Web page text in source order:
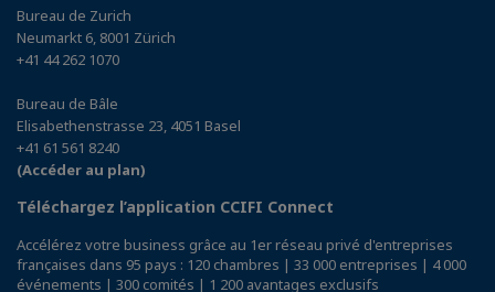
Bureau de Zurich
Neumarkt 6, 8001 Zürich
+41 44 262 1070
Bureau de Bâle
Elisabethenstrasse 23, 4051 Basel
+41 61 561 8240
(Accéder au plan)
Téléchargez l’application CCIFI Connect
Accélérez votre business grâce au 1er réseau privé d'entreprises
françaises dans 95 pays : 120 chambres | 33 000 entreprises | 4 000
événements | 300 comités | 1 200 avantages exclusifs